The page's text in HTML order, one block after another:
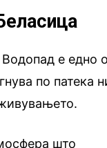
е едно
по патека
што